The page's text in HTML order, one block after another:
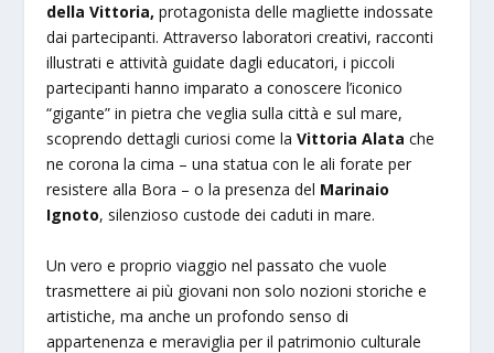
della Vittoria, protagonista delle magliette indossate
dai partecipanti. Attraverso laboratori creativi, racconti
illustrati e attività guidate dagli educatori, i piccoli
partecipanti hanno imparato a conoscere l’iconico
“gigante” in pietra che veglia sulla città e sul mare,
scoprendo dettagli curiosi come laVittoria Alata che
ne corona la cima – una statua con le ali forate per
resistere alla Bora – o la presenza del Marinaio
Ignoto, silenzioso custode dei caduti in mare.
Un vero e proprio viaggio nel passato che vuole
trasmettere ai più giovani non solo nozioni storiche e
artistiche, ma anche un profondo senso di
appartenenza e meraviglia per il patrimonio culturale